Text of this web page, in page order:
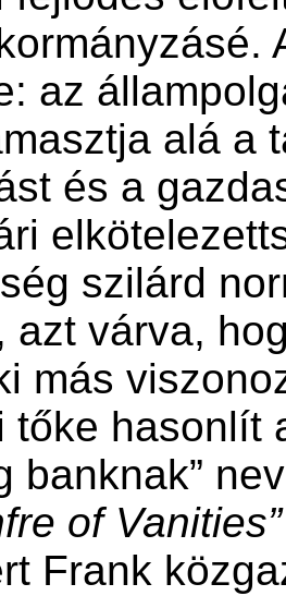
az
alá a
és a
szilárd
azt várva,
más
tőke hasonlít
banknak”
of
Frank